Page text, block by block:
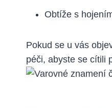
Obtíže s
Pokud se u vás
péči, abyste se cítili